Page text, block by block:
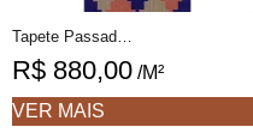
R$ 880,00 /M²
VER MAIS